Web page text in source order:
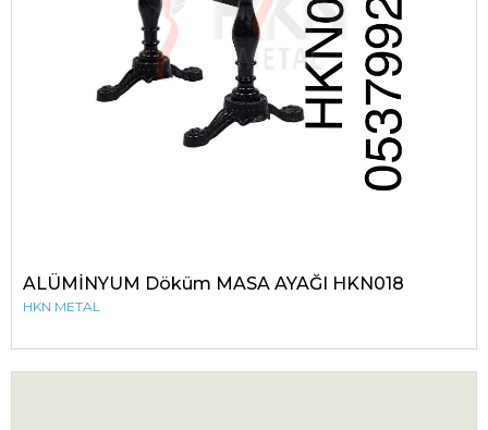
ALÜMİNYUM Döküm MASA AYAĞI HKN018
HKN METAL